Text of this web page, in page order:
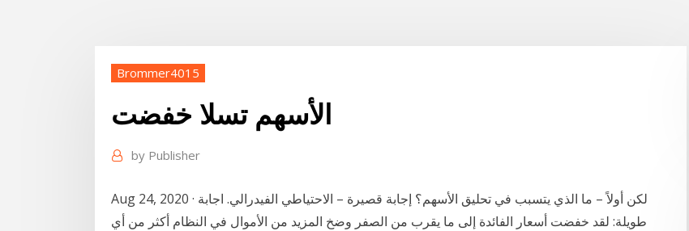
Brommer4015
الأسهم تسلا خفضت
by Publisher
Aug 24, 2020 · لكن أولاً – ما الذي يتسبب في تحليق الأسهم؟ إجابة قصيرة – الاحتياطي الفيدرالي. اجابة
طويلة: لقد خفضت أسعار الفائدة إلى ما يقرب من الصفر وضخ المزيد من الأموال في النظام أكثر من أي